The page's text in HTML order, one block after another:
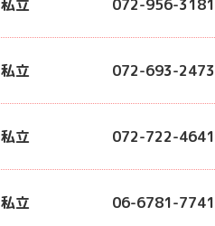
私立 072-956-3181
私立 072-693-2473
私立 072-722-4641
私立 06-6781-7741